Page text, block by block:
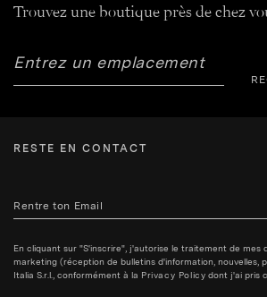
Trouvez une boutique près de chez
RESTE EN CONTACT
En cliquant sur "S'inscrire", j'autorise le traitement de mes
marketing (réception de bulletins d'information, nouvelles,
Italia S.r.l., conformément à la Privacy Policy dont j'ai pris